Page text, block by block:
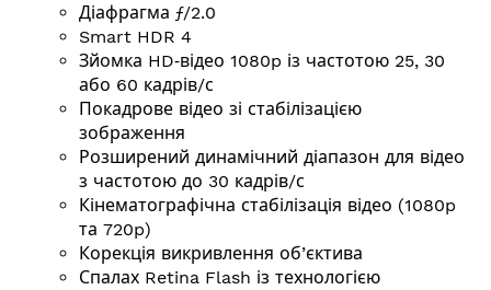
Діафрагма ƒ/2.0
Smart HDR 4
Зйомка HD‑відео 1080p із частотою 25, 30
або 60 кадрів/с
Покадрове відео зі стабілізацією
зображення
Розширений динамічний діапазон для відео
з частотою до 30 кадрів/с
Кінемато­графічна стабілізація відео (1080p
та 720p)
Корекція викривлення об’єктива
Спалах Retina Flash із технологією